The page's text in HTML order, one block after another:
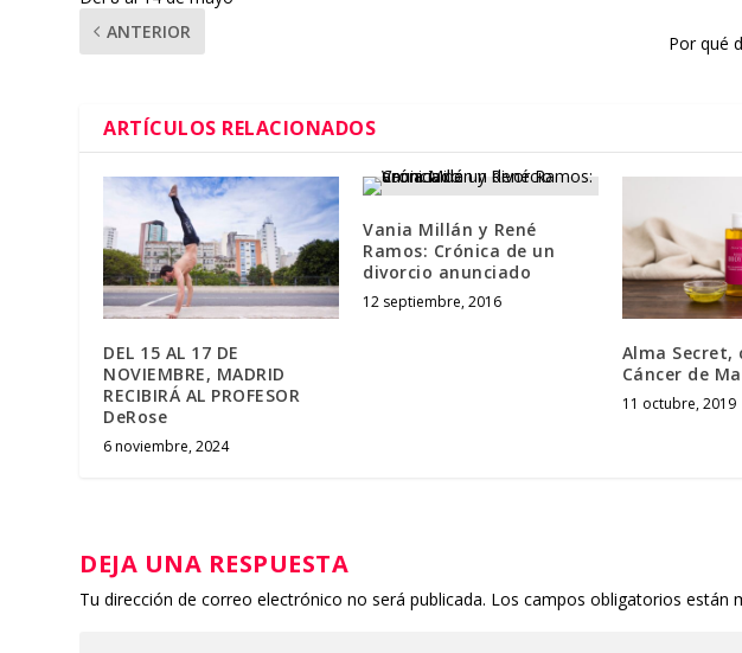
ANTERIOR
Por qué
ARTÍCULOS RELACIONADOS
DEL 15 AL 17 DE
NOVIEMBRE, MADRID
RECIBIRÁ AL PROFESOR
DeRose
6 noviembre, 2024
Vania Millán y René
Ramos: Crónica de un
divorcio anunciado
12 septiembre, 2016
Alma Secret,
Cáncer de
11 octubre, 2019
DEJA UNA RESPUESTA
Tu dirección de correo electrónico no será publicada. Los campos obligatorios están